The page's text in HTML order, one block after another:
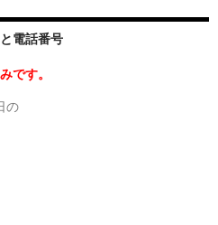
電話番号
です。
の